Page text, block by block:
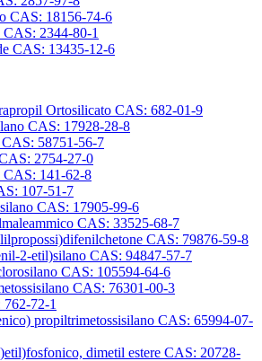
CAS: 18156-74-6
2344-80-1
CAS: 13435-12-6
Ortosilicato CAS: 682-01-9
CAS: 17928-28-8
CAS: 58751-56-7
2754-27-0
CAS: 141-62-8
107-51-7
CAS: 17905-99-6
CAS: 33525-68-7
CAS: 79876-59-8
2-etil)silano CAS: 94847-57-7
CAS: 105594-64-6
CAS: 76301-00-3
72-1
propiltrimetossisilano CAS: 65994-07-
dimetil estere CAS: 20728-